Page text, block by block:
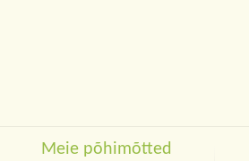
Meie põhimõtted